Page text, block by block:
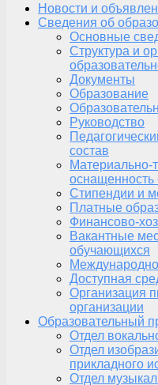
Новости и
Сведения об
Основные
Структура и
Документы
Образование
Руководство
состав
Материально-
оснащенность
Стипендии и
Платные
Финансово-
Вакантные
обучающихся
Доступная
Организация
организации
Образовательный
Отдел
Отдел
прикладного
Отдел